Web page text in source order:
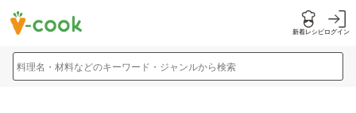
新着レシピログイン
料理名・材料などのキーワード・ジャンルから検索